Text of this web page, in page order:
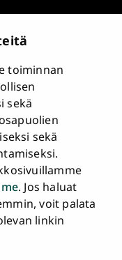
toiminnan
sekä
sekä
. Jos haluat
voit palata
linkin